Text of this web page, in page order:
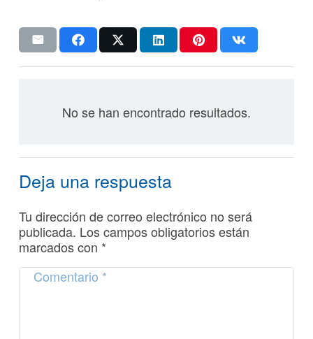
No se han encontrado resultados.
Deja una respuesta
Tu dirección de correo electrónico no será
publicada. Los campos obligatorios están
marcados con *